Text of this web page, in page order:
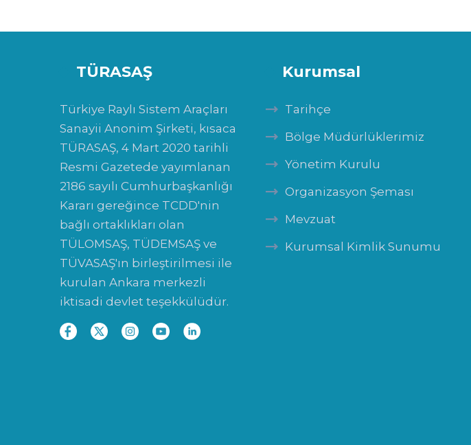
TÜRASAŞ
Türkiye Raylı Sistem Araçları
Sanayii Anonim Şirketi, kısaca
TÜRASAŞ, 4 Mart 2020 tarihli
Resmi Gazetede yayımlanan
2186 sayılı Cumhurbaşkanlığı
Kararı gereğince TCDD'nin
bağlı ortaklıkları olan
TÜLOMSAŞ, TÜDEMSAŞ ve
TÜVASAŞ'ın birleştirilmesi ile
kurulan Ankara merkezli
iktisadi devlet teşekkülüdür.
Kurumsal
Tarihçe
Bölge Müdürlüklerimiz
Yönetim Kurulu
Organizasyon Şeması
Mevzuat
Kurumsal Kimlik Sunumu